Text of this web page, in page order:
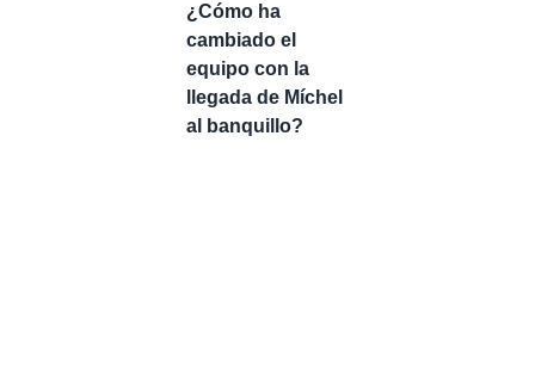
¿Cómo ha
cambiado el
equipo con la
llegada de Míchel
al banquillo?